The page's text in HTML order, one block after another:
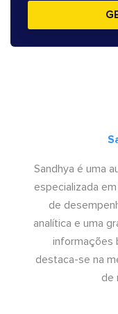
Sandhya é uma
especializada
de
analítica e uma
informações
destaca-se na
de